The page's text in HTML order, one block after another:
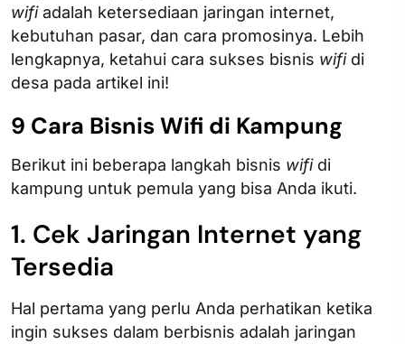
wifiadalah ketersediaan jaringan internet,
kebutuhan pasar, dan cara promosinya. Lebih
lengkapnya, ketahui cara sukses bisnis wifidi
desa pada artikel ini!
9 Cara Bisnis Wifi di Kampung
Berikut ini beberapa langkah bisnis wifidi
kampung untuk pemula yang bisa Anda ikuti.
1. Cek Jaringan Internet yang
Tersedia
Hal pertama yang perlu Anda perhatikan ketika
ingin sukses dalam berbisnis adalah jaringan